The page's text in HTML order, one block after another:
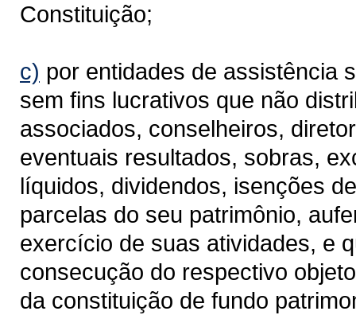
Constituição;
c) por entidades de assistência
sem fins lucrativos que não
associados, conselheiros,
eventuais resultados, sobras,
líquidos, dividendos, isenções
parcelas do seu patrimônio,
exercício de suas atividades, e
consecução do respectivo
da constituição de fundo